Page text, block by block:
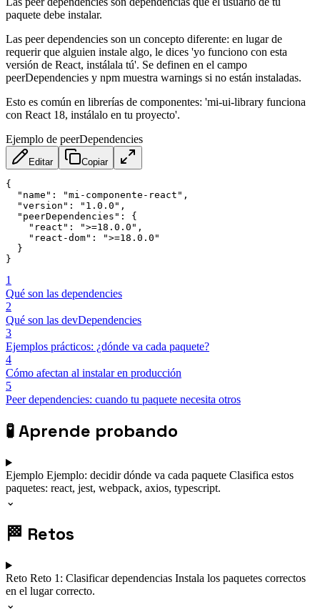
paquete debe instalar.
Las peer dependencies son un concepto diferente: en lugar de
requerir que alguien instale algo, le dices 'yo funciono con esta
versión de React, instálala tú'. Se definen en el campo
peerDependencies y npm muestra warnings si no están instaladas.
Esto es común en librerías de componentes: 'mi-ui-library funciona
con React 18, instálalo en tu proyecto'.
Ejemplo de peerDependencies
Editar Copiar
{
  "name": "mi-componente-react",
  "version": "1.0.0",
  "peerDependencies": {
    "react": ">=18.0.0",
    "react-dom": ">=18.0.0"
  }
}
1
Qué son las dependencies
2
Qué son las devDependencies
3
Ejemplos prácticos: ¿dónde va cada paquete?
4
Cómo afectan al instalar en producción
5
Peer dependencies: cuando tu paquete necesita otros
🧪Aprende probando
Ejemplo Ejemplo: decidir dónde va cada paquete Clasifica estos
paquetes: react, jest, webpack, axios, typescript.
⌄
🏁 Retos
Reto Reto 1: Clasificar dependencias Instala los paquetes correctos
en el lugar correcto.
⌄